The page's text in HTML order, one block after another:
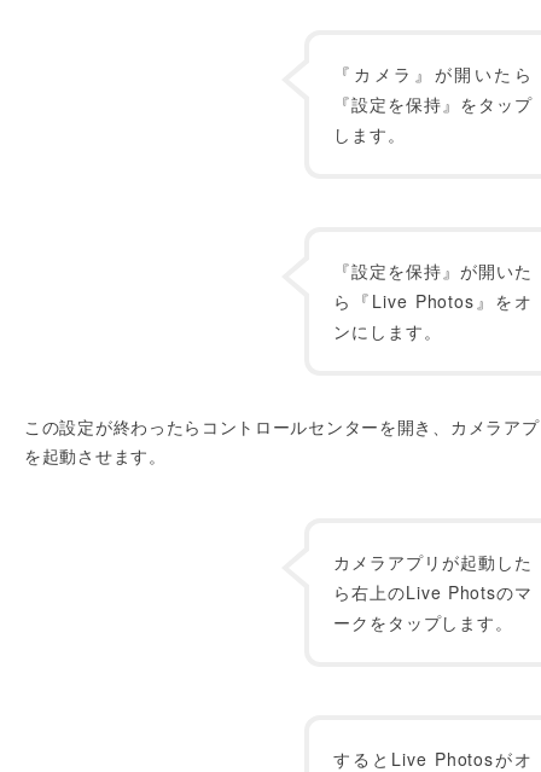
『カメラ』が開いたら
『設定を保持』をタップ
します。
『設定を保持』が開いた
ら『Live Photos』をオ
ンにします。
この設定が終わったらコントロールセンターを開き、カメラア
を起動させます。
カメラアプリが起動した
ら右上のLive Photsのマ
ークをタップします。
するとLive Photosがオ